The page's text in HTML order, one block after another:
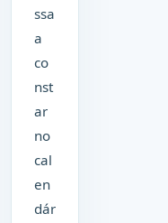
ssa
a
co
nst
ar
no
cal
en
dár